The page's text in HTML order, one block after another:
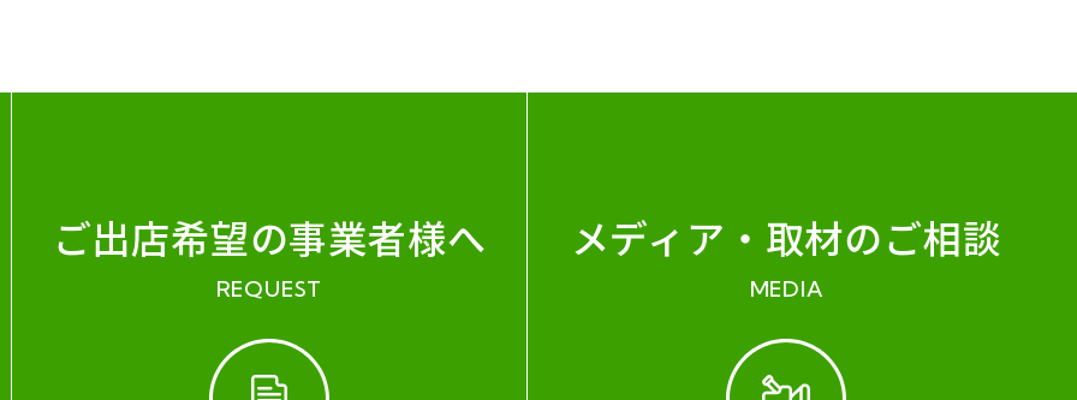
ご出店希望の事業者様へ
REQUEST
メディア・ 取材のご相談
MEDIA